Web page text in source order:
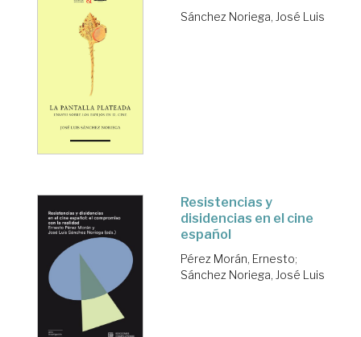
Sánchez Noriega, José Luis
Resistencias y
disidencias en el cine
español
Pérez Morán, Ernesto;
Sánchez Noriega, José Luis